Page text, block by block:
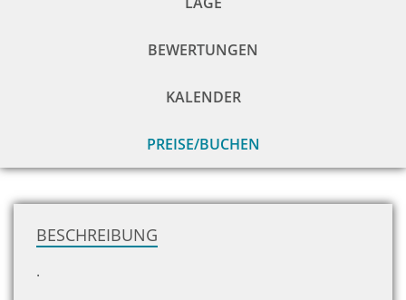
BEWERTUNGEN
KALENDER
PREISE/BUCHEN
BESCHREIBUNG
.